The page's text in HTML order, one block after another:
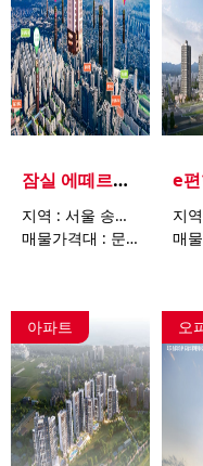
잠실 에떼르네 비욘드
지역 : 서울 송파구 방이동 34-1
매물가격대 : 문의요망
매물
아파트 오